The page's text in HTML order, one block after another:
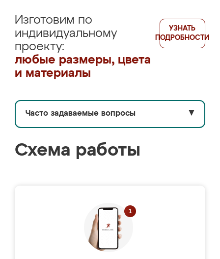
Изготовим по
индивидуальному
проекту:
любые размеры, цвета
и материалы
УЗНАТЬ
ПОДРОБНОСТИ
Часто задаваемые вопросы ▼
Схема работы